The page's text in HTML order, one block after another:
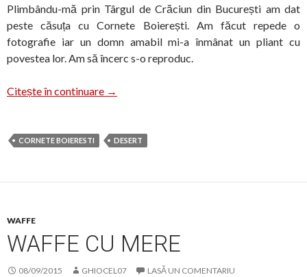
Plimbându-mă prin Târgul de Crăciun din București am dat
peste căsuța cu Cornete Boierești. Am făcut repede o
fotografie iar un domn amabil mi-a înmânat un pliant cu
povestea lor. Am să încerc s-o reproduc.
Citește în continuare Povestea „Cornetelor Boierești”
→
CORNETE BOIERESTI DESERT
WAFFE
WAFFE CU MERE
08/09/2015 GHIOCEL07 LASĂ UN COMENTARIU